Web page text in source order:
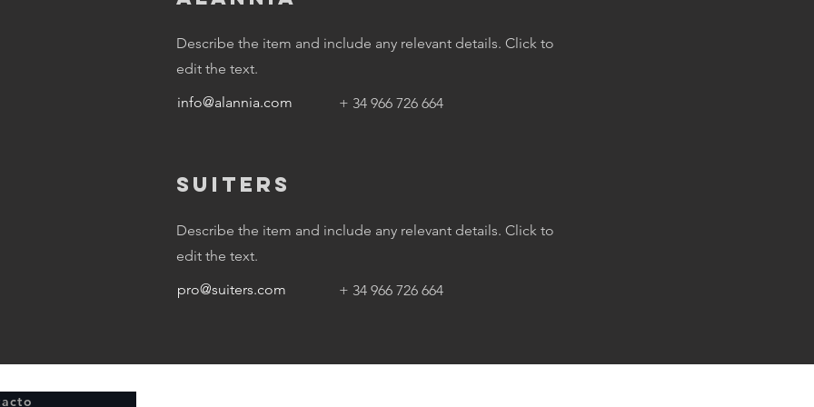
Describe the item and include any relevant details. Click to
edit the text.
info@alannia.com
+ 34 966 726 664
SUITERS
Describe the item and include any relevant details. Click to
edit the text.
pro@suiters.com
+ 34 966 726 664